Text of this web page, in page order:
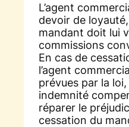
L’agent
devoir de
mandant doit lui
commissions
En cas de
l’agent
prévues par la
indemnité
réparer le
cessation du